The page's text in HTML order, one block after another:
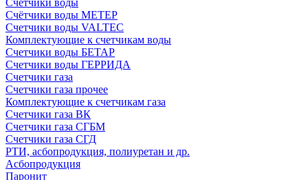
Счётчики воды
Счётчики воды МЕТЕР
Счетчики воды VALTEC
Комплектующие к счетчикам воды
Счетчики воды БЕТАР
Счетчики воды ГЕРРИДА
Счетчики газа
Счетчики газа прочее
Комплектующие к счетчикам газа
Счетчики газа ВК
Счетчики газа СГБМ
Счетчики газа СГД
РТИ, асбопродукция, полиуретан и др.
Асбопродукция
Паронит